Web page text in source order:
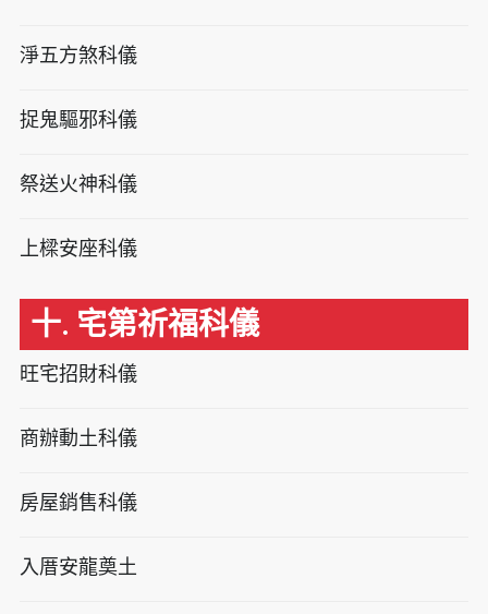
淨五方煞科儀
捉鬼驅邪科儀
祭送火神科儀
上樑安座科儀
十. 宅第祈福科儀
旺宅招財科儀
商辦動土科儀
房屋銷售科儀
入厝安龍奠土